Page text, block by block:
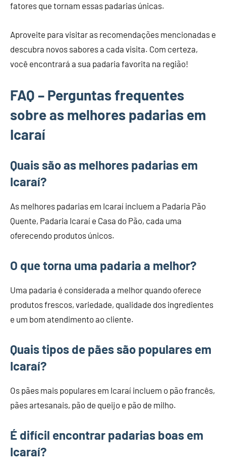
fatores que tornam essas padarias únicas.
Aproveite para visitar as recomendações mencionadas e
descubra novos sabores a cada visita. Com certeza,
você encontrará a sua padaria favorita na região!
FAQ – Perguntas frequentes
sobre as melhores padarias em
Icaraí
Quais são as melhores padarias em
Icaraí?
As melhores padarias em Icaraí incluem a Padaria Pão
Quente, Padaria Icaraí e Casa do Pão, cada uma
oferecendo produtos únicos.
O que torna uma padaria a melhor?
Uma padaria é considerada a melhor quando oferece
produtos frescos, variedade, qualidade dos ingredientes
e um bom atendimento ao cliente.
Quais tipos de pães são populares em
Icaraí?
Os pães mais populares em Icaraí incluem o pão francês,
pães artesanais, pão de queijo e pão de milho.
É difícil encontrar padarias boas em
Icaraí?